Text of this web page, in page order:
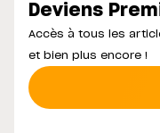
Deviens
Accès à tous les
et bien plus encore !